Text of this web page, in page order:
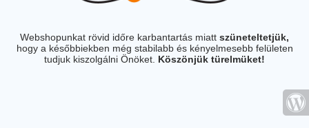
Webshopunkat rövid időre karbantartás miatt szüneteltetjük,
hogy a későbbiekben még stabilabb és kényelmesebb felületen
tudjuk kiszolgálni Önöket. Köszönjük türelmüket!